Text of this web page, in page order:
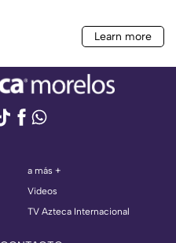
a más +
Videos
TV Azteca Internacional